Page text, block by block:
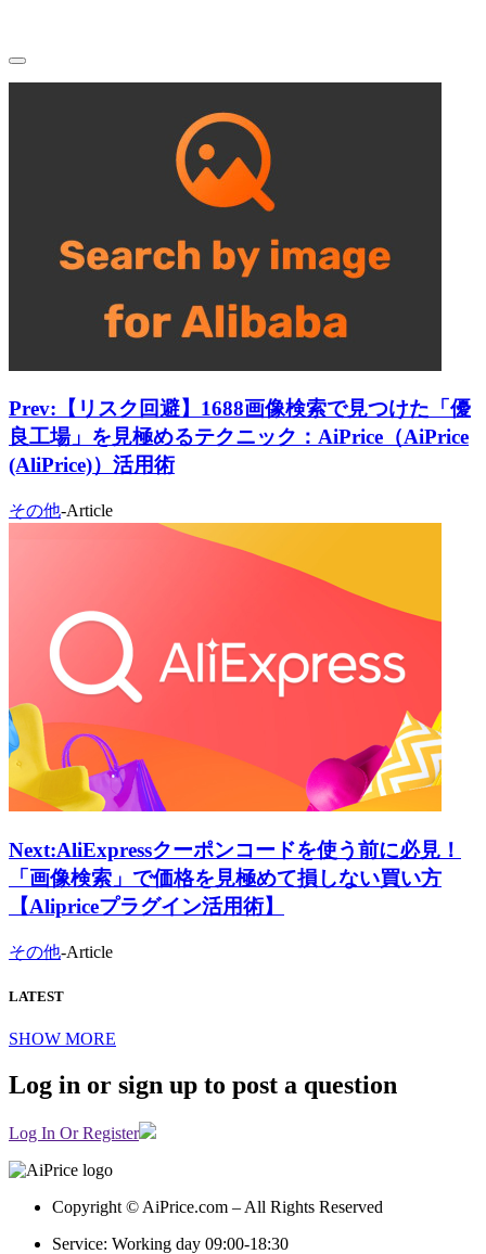
Prev: 【リスク回避】1688画像検索で見つけた「優
良工場」を見極めるテクニック：AiPrice（AiPrice
(AliPrice)）活用術
その他-Article
Next:AliExpressクーポンコードを使う前に必見！
「画像検索」で価格を見極めて損しない買い方
【Alipriceプラグイン活用術】
その他-Article
LATEST
SHOW MORE
Log in or sign up to post a question
Log In Or Register
Copyright © AiPrice.com – All Rights Reserved
Service: Working day 09:00-18:30